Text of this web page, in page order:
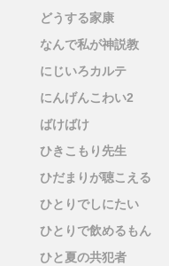
どうする家康
なんで私が神説教
にじいろカルテ
にんげんこわい2
ばけばけ
ひきこもり先生
ひだまりが聴こえる
ひとりでしにたい
ひとりで飲めるもん
ひと夏の共犯者